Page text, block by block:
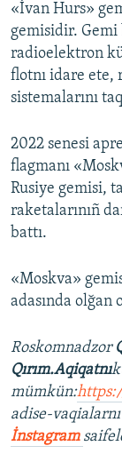
«İvan Hurs»
gemisidir. Gemi
radioelektron
flotnı idare ete,
sistemalarını
2022 senesi
flagmanı
Rusiye gemisi,
raketalarınıñ
battı.
«Moskva»
adasında
Roskomnadzor
Qırım.Aqiqatnı
mümkün:
adise-vaqialarnı
İnstagram